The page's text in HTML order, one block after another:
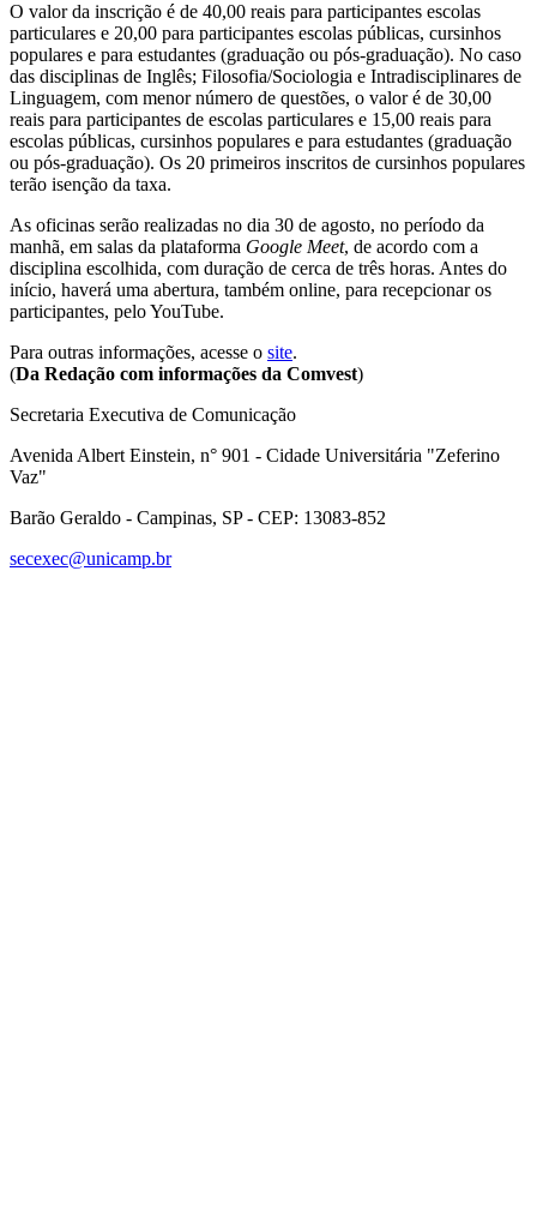
O valor da inscrição é de 40,00 reais para participantes escolas
particulares e 20,00 para participantes escolas públicas, cursinhos
populares e para estudantes (graduação ou pós-graduação). No caso
das disciplinas de Inglês; Filosofia/Sociologia e Intradisciplinares de
Linguagem, com menor número de questões, o valor é de 30,00
reais para participantes de escolas particulares e 15,00 reais para
escolas públicas, cursinhos populares e para estudantes (graduação
ou pós-graduação). Os 20 primeiros inscritos de cursinhos populares
terão isenção da taxa.
As oficinas serão realizadas no dia 30 de agosto, no período da
manhã, em salas da plataforma Google Meet, de acordo com a
disciplina escolhida, com duração de cerca de três horas. Antes do
início, haverá uma abertura, também online, para recepcionar os
participantes, pelo YouTube.
Para outras informações, acesse o site.
(Da Redação com informações da Comvest)
Secretaria Executiva de Comunicação
Avenida Albert Einstein, n° 901 - Cidade Universitária "Zeferino
Vaz"
Barão Geraldo - Campinas, SP - CEP: 13083-852
secexec@unicamp.br